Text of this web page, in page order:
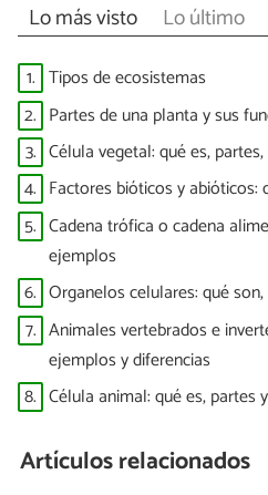
Lo más visto Lo último
1. Tipos de ecosistemas
2. Partes de una planta y sus
3. Célula vegetal: qué es,
4. Factores bióticos y abióticos:
5. Cadena trófica o cadena
ejemplos
6. Organelos celulares: qué
7. Animales vertebrados e
ejemplos y diferencias
8. Célula animal: qué es, partes
Artículos relacionados